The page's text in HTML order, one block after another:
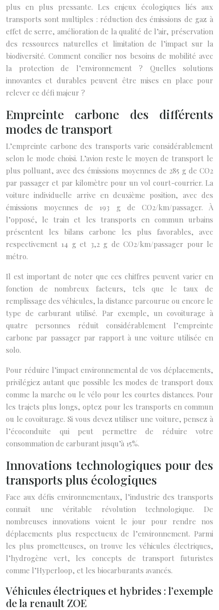
plus en plus pressante. Les enjeux écologiques liés aux
transports sont multiples : réduction des émissions de gaz à
effet de serre, amélioration de la qualité de l’air, préservation
des ressources naturelles et limitation de l’impact sur la
biodiversité. Comment concilier nos besoins de mobilité avec
la protection de l’environnement ? Quelles solutions
innovantes et durables peuvent être mises en place pour
relever ce défi majeur ?
Empreinte carbone des différents
modes de transport
L’empreinte carbone des transports varie considérablement
selon le mode choisi. L’avion reste le moyen de transport le
plus polluant, avec des émissions moyennes de 285 g de CO2
par passager et par kilomètre pour un vol court-courrier. La
voiture individuelle arrive en deuxième position, avec des
émissions moyennes de 193 g de CO2/km/passager. À
l’opposé, le train et les transports en commun urbains
présentent les bilans carbone les plus favorables, avec
respectivement 14 g et 3,2 g de CO2/km/passager pour le
métro.
Il est important de noter que ces chiffres peuvent varier en
fonction de nombreux facteurs, tels que le taux de
remplissage des véhicules, la distance parcourue ou encore le
type de carburant utilisé. Par exemple, un covoiturage à
quatre personnes réduit considérablement l’empreinte
carbone par passager par rapport à une voiture utilisée en
solo.
Pour réduire l’impact environnemental de vos déplacements,
privilégiez autant que possible les modes de transport doux
comme la marche ou le vélo pour les courtes distances. Pour
les trajets plus longs, optez pour les transports en commun
ou le covoiturage. Si vous devez utiliser une voiture, pensez à
l’écoconduite qui peut permettre de réduire votre
consommation de carburant jusqu’à 15%.
Innovations technologiques pour des
transports plus écologiques
Face aux défis environnementaux, l’industrie des transports
connaît une véritable révolution technologique. De
nombreuses innovations voient le jour pour rendre nos
déplacements plus respectueux de l’environnement. Parmi
les plus prometteuses, on trouve les véhicules électriques,
l’hydrogène vert, les concepts de transport futuristes
comme l’Hyperloop, et les biocarburants avancés.
Véhicules électriques et hybrides : l’exemple
de la renault ZOE